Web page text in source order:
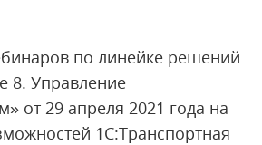
по линейке решений
8. Управление
от 29 апреля 2021 года на
1С:Транспортная